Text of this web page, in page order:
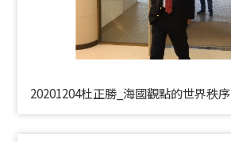
20201204杜正勝_海國觀點的世界秩序